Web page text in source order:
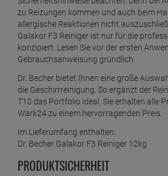
zu Reizungen kommen und auch beim
allergische Reaktionen nicht
Galakor F3 Reiniger ist nur für die
konzipiert. Lesen Sie vor der ersten
Gebrauchsanweisung gründlich.
Dr. Becher bietet Ihnen eine große
die Geschirrreinigung. So ergänzt der
T10 das Portfolio ideal. Sie erhalten alle
Wark24 zu einem hervorragenden Preis.
Im Lieferumfang enthalten:
Dr. Becher Galakor F3 Reiniger 12kg
PRODUKTSICHERHEIT